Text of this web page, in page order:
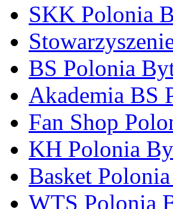
SKK Polonia
BS Polonia
Akademia BS
Fan Shop
KH Polonia
Basket
WTS Polonia